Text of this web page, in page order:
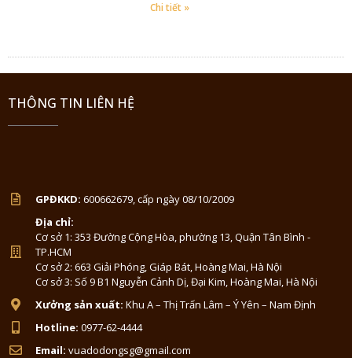
Chi tiết »
THÔNG TIN LIÊN HỆ
GPĐKKD: 600662679, cấp ngày 08/10/2009
Địa chỉ:
Cơ sở 1: 353 Đường Cộng Hòa, phường 13, Quận Tân Bình -
TP.HCM
Cơ sở 2: 663 Giải Phóng, Giáp Bát, Hoàng Mai, Hà Nội
Cơ sở 3: Số 9 B1 Nguyễn Cảnh Dị, Đại Kim, Hoàng Mai, Hà Nội
Xưởng sản xuất: Khu A – Thị Trấn Lâm – Ý Yên – Nam Định
Hotline: 0977-62-4444
Email: vuadodongsg@gmail.com